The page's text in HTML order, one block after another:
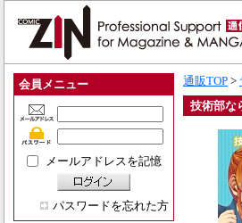
会員メニュー
メールアドレスを記憶
パスワードを忘れた方
通販TOP >
技術部な